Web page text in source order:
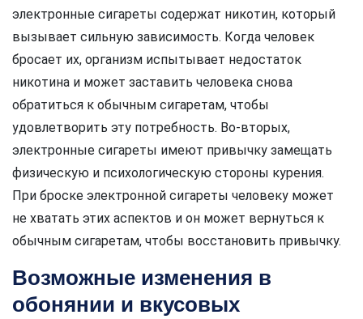
электронные сигареты содержат никотин, который
вызывает сильную зависимость. Когда человек
бросает их, организм испытывает недостаток
никотина и может заставить человека снова
обратиться к обычным сигаретам, чтобы
удовлетворить эту потребность. Во-вторых,
электронные сигареты имеют привычку замещать
физическую и психологическую стороны курения.
При броске электронной сигареты человеку может
не хватать этих аспектов и он может вернуться к
обычным сигаретам, чтобы восстановить привычку.
Возможные изменения в
обонянии и вкусовых